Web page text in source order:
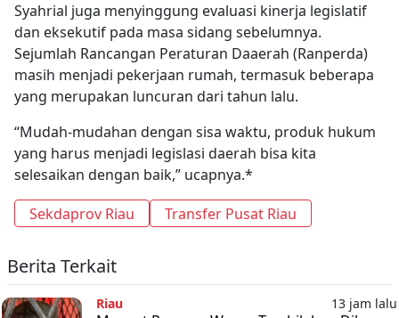
Syahrial juga menyinggung evaluasi kinerja legislatif
dan eksekutif pada masa sidang sebelumnya.
Sejumlah Rancangan Peraturan Daaerah (Ranperda)
masih menjadi pekerjaan rumah, termasuk beberapa
yang merupakan luncuran dari tahun lalu.
“Mudah-mudahan dengan sisa waktu, produk hukum
yang harus menjadi legislasi daerah bisa kita
selesaikan dengan baik,” ucapnya.*
Sekdaprov Riau
Transfer Pusat Riau
Berita Terkait
Riau 13 jam lalu